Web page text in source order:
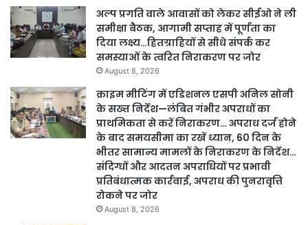
अल्प प्रगति वाले आवासों को लेकर सीईओ ने ली
समीक्षा बैठक, आगामी सप्ताह में पूर्णता का
दिया लक्ष्य…हितग्राहियों से सीधे संपर्क कर
समस्याओं के त्वरित निराकरण पर जोर
August 8, 2026
क्राइम मीटिंग में एडिशनल एसपी अनिल सोनी
के सख्त निर्देश—लंबित गंभीर अपराधों का
प्राथमिकता से करें निराकरण… अपराध दर्ज होने
के बाद समयसीमा का रखें ध्यान, 60 दिन के
भीतर सामान्य मामलों के निराकरण के निर्देश…
संदिग्धों और आदतन अपराधियों पर प्रभावी
प्रतिबंधात्मक कार्रवाई, अपराध की पुनरावृत्ति
रोकने पर जोर
August 8, 2026